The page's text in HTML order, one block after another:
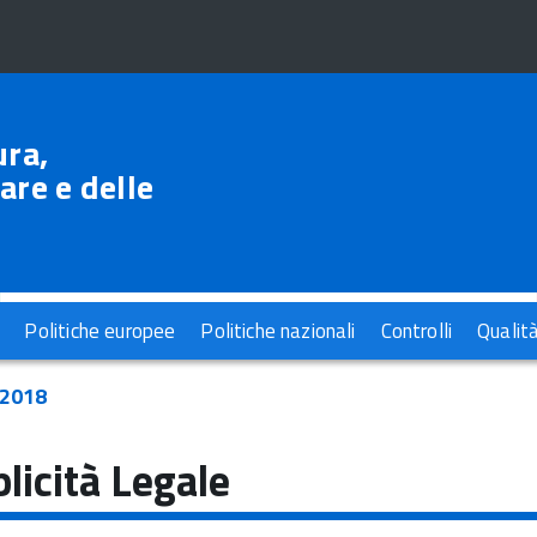
e delle
Politiche europee Politiche nazionali Controlli
2018
Legale